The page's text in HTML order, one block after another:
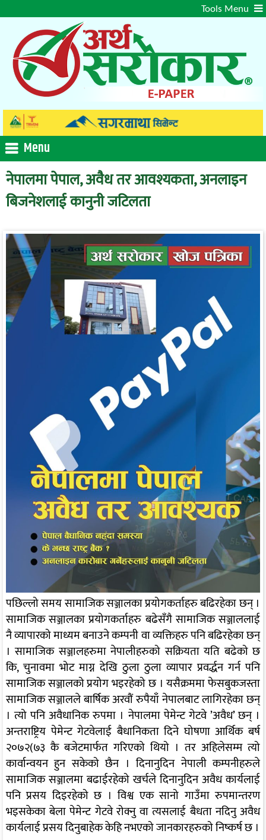
content
Tools Menu
Menu
नेपालमा पेपाल, अवैध तर आवश्यकता, अनलाइन
बिजनेशलाई कानुनी जटिलता
पछिल्लो समय सामाजिक सञ्जालका प्रयोगकर्ताहरु बढिरहेका छन् ।
सामाजिक सञ्जालका प्रयोगकर्ताहरु बढेसँगै सामाजिक सञ्जाललाई
नै व्यापारको माध्यम बनाउने कम्पनी वा व्यक्तिहरु पनि बढिरहेका छन्
। सामाजिक सञ्जालहरुमा नेपालीहरुको सक्रियता यति बढेको छ
कि, चुनावमा भोट माग्न देखि ठुला ठुला व्यापार प्रवर्द्धन गर्न पनि
सामाजिक सञ्जालको प्रयोग भइरहेको छ । यसैक्रममा फेसबुकजस्ता
सामाजिक सञ्जालले बार्षिक अरवौं रुपैयाँ नेपालबाट लागिरहेका छन्
। त्यो पनि अवैधानिक रुपमा । नेपालमा पेमेन्ट गेटवे ’अवैध’ छन् ।
अन्तराष्ट्रिय पेमेन्ट गेटवेलाई बैधानिकता दिने घोषणा आर्थिक बर्ष
२०७२(७३ कै बजेटमार्फत गरिएको थियो । तर अहिलेसम्म त्यो
कार्वान्वयन हुन सकेको छैन । दिनानुदिन नेपाली कम्पनीहरुले
सामाजिक सञ्जालमा बढाईरहेको खर्चले दिनानुदिन अवैध कार्यलाई
पनि प्रसय दिइरहेको छ । विश्व एक सानो गाउँमा रुपमान्तरण
भइसकेका बेला पेमेन्ट गेटवे रोक्नु वा त्यसलाई बैधता नदिनु अवैध
कार्यलाई प्रसय दिनुबाहेक केहि नभएको जानकारहरुको निष्कर्ष छ ।